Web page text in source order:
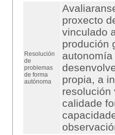
Resolución
de
problemas
de forma
autónoma
proxecto
vinculado
produción
propia, a
resolución
calidade